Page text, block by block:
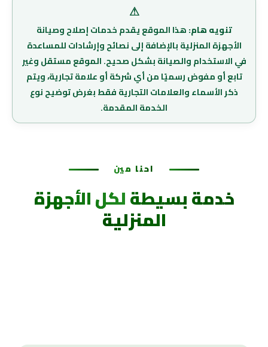
⚠
تنويه هام:هذا الموقع يقدم خدمات إصلاح وصيانة
الأجهزة المنزلية بالإضافة إلى نصائح وإرشادات للمساعدة
في الاستخدام والصيانة بشكل صحيح. الموقع مستقل وغير
تابع أو مفوض رسميًا من أي شركة أو علامة تجارية، ويتم
ذكر الأسماء والعلامات التجارية فقط بغرض توضيح نوع
الخدمة المقدمة.
احنا مين
خدمة بسيطةلكل الأجهزة
المنزلية